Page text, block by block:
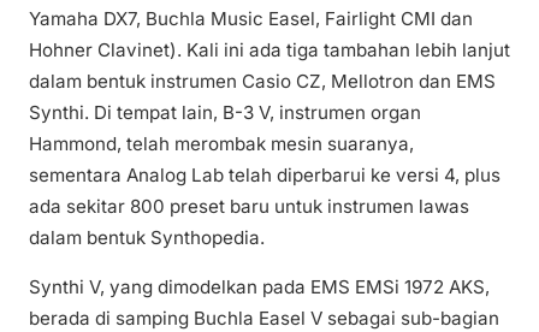
Yamaha DX7, Buchla Music Easel, Fairlight CMI dan
Hohner Clavinet). Kali ini ada tiga tambahan lebih lanjut
dalam bentuk instrumen Casio CZ, Mellotron dan EMS
Synthi. Di tempat lain, B-3 V, instrumen organ
Hammond, telah merombak mesin suaranya,
sementara Analog Lab telah diperbarui ke versi 4, plus
ada sekitar 800 preset baru untuk instrumen lawas
dalam bentuk Synthopedia.
Synthi V, yang dimodelkan pada EMS EMSi 1972 AKS,
berada di samping Buchla Easel V sebagai sub-bagian